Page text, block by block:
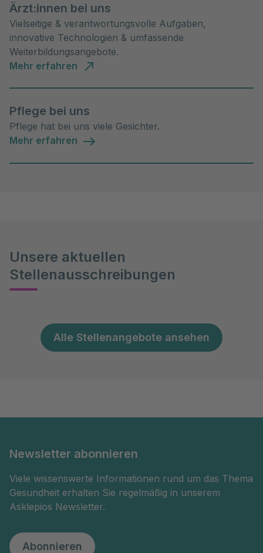
Ärzt:innen bei uns
Vielseitige & verantwortungsvolle Aufgaben,
innovative Technologien & umfassende
Weiterbildungsangebote.
Mehr erfahren
Pflege bei uns
Pflege hat bei uns viele Gesichter.
Mehr erfahren
Unsere aktuellen
Stellenausschreibungen
Alle Stellenangebote ansehen
Newsletter abonnieren
Viele wissenswerte Informationen rund um das Thema
Gesundheit erhalten Sie regelmäßig in unserem
Asklepios Newsletter.
Abonnieren